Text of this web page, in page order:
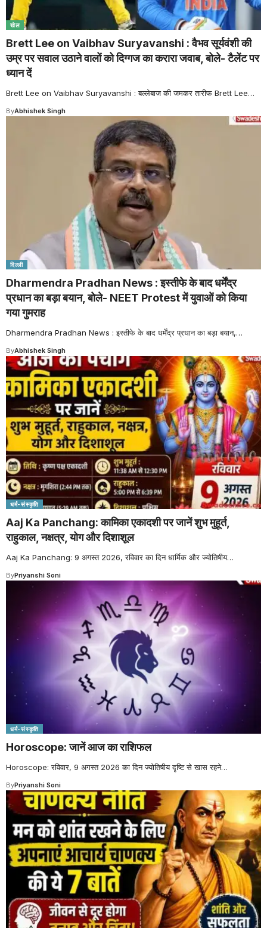
खेल
Brett Lee on Vaibhav Suryavanshi : वैभव सूर्यवंशी की
उम्र पर सवाल उठाने वालों को दिग्गज का करारा जवाब, बोले- टैलेंट पर
ध्यान दें
Brett Lee on Vaibhav Suryavanshi : बल्लेबाज की जमकर तारीफ Brett Lee…
ByAbhishek Singh
दिल्ली
Dharmendra Pradhan News : इस्तीफे के बाद धर्मेंद्र
प्रधान का बड़ा बयान, बोले- NEET Protest में युवाओं को किया
गया गुमराह
Dharmendra Pradhan News : इस्तीफे के बाद धर्मेंद्र प्रधान का बड़ा बयान,…
ByAbhishek Singh
धर्म-संस्कृति
Aaj Ka Panchang: कामिका एकादशी पर जानें शुभ मुहूर्त,
राहुकाल, नक्षत्र, योग और दिशाशूल
Aaj Ka Panchang: 9 अगस्त 2026, रविवार का दिन धार्मिक और ज्योतिषीय…
ByPriyanshi Soni
धर्म-संस्कृति
Horoscope: जानें आज का राशिफल
Horoscope: रविवार, 9 अगस्त 2026 का दिन ज्योतिषीय दृष्टि से खास रहने…
ByPriyanshi Soni